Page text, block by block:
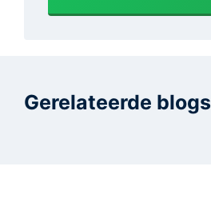
Gerelateerde blogs